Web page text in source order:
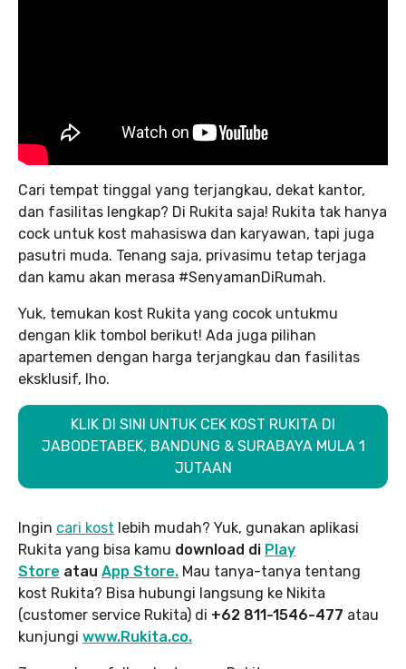
Cari tempat tinggal yang terjangkau, dekat kantor,
dan fasilitas lengkap? Di Rukita saja! Rukita tak hanya
cock untuk kost mahasiswa dan karyawan, tapi juga
pasutri muda. Tenang saja, privasimu tetap terjaga
dan kamu akan merasa #SenyamanDiRumah.
Yuk, temukan kost Rukita yang cocok untukmu
dengan klik tombol berikut! Ada juga pilihan
apartemen dengan harga terjangkau dan fasilitas
eksklusif, lho.
KLIK DI SINI UNTUK CEK KOST RUKITA DI
JABODETABEK, BANDUNG & SURABAYA MULA 1
JUTAAN
Ingin cari kost lebih mudah? Yuk, gunakan aplikasi
Rukita yang bisa kamu download di Play
Store atau App Store. Mau tanya-tanya tentang
kost Rukita? Bisa hubungi langsung ke Nikita
(customer service Rukita) di +62 811-1546-477 atau
kunjungi www.Rukita.co.